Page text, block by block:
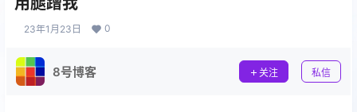
23年1月23日 0
8号博客 关注 私信